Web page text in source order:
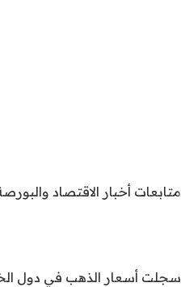
متابعات أخبار الاقتصاد
سجلت أسعار الذهب في دول